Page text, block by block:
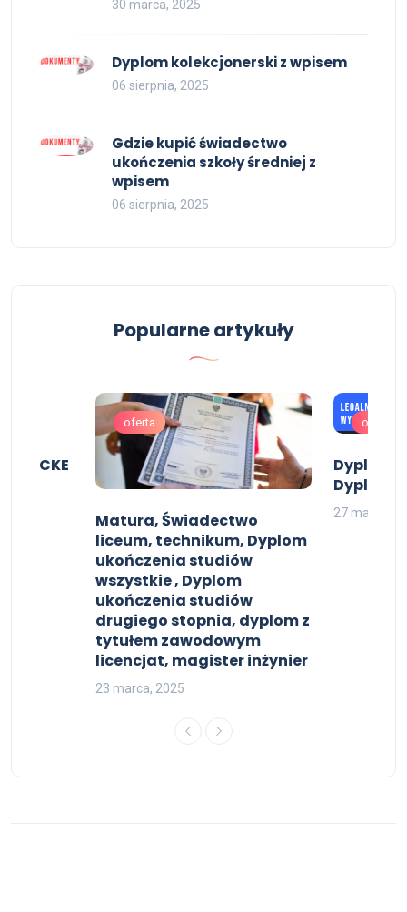
30 marca, 2025
Dyplom kolekcjonerski z wpisem
06 sierpnia, 2025
Gdzie kupić świadectwo
ukończenia szkoły średniej z
wpisem
06 sierpnia, 2025
Popularne artykuły
CKE
oferta
Matura, Świadectwo
liceum, technikum, Dyplom
ukończenia studiów
wszystkie , Dyplom
ukończenia studiów
drugiego stopnia, dyplom z
tytułem zawodowym
licencjat, magister inżynier
23 marca, 2025
oferta
Dyplom
Dyplom
27 maja,